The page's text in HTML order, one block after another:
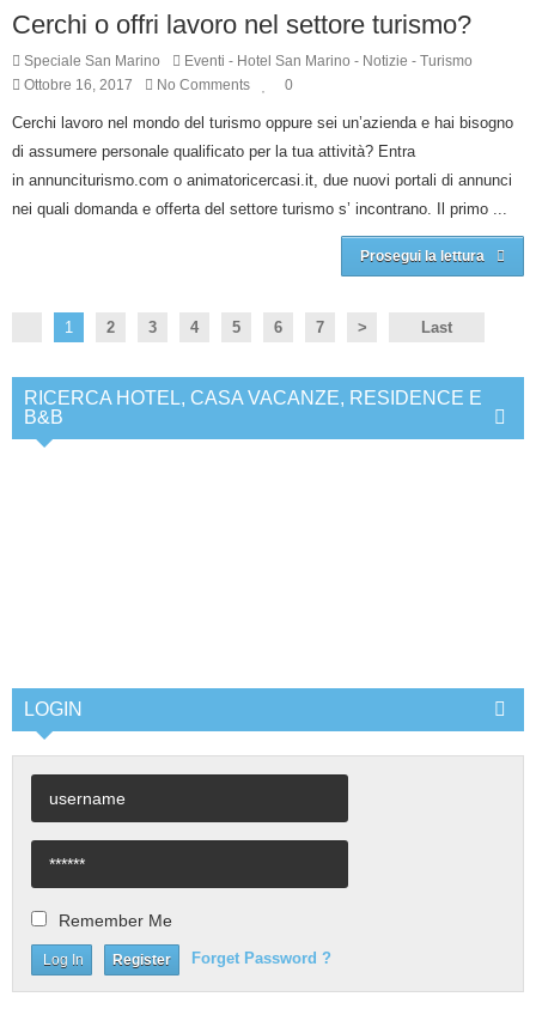
Cerchi o offri lavoro nel settore turismo?
Speciale San Marino Eventi - Hotel San Marino - Notizie - Turismo
Ottobre 16, 2017
No Comments 0
Cerchi lavoro nel mondo del turismo oppure sei un’azienda e hai bisogno
di assumere personale qualificato per la tua attività? Entra
in annunciturismo.com o animatoricercasi.it, due nuovi portali di annunci
nei quali domanda e offerta del settore turismo s’ incontrano. Il primo ...
Prosegui la lettura
1 2 3 4 5 6 7 > Last
RICERCA HOTEL, CASA VACANZE, RESIDENCE E
B&B
LOGIN
Remember Me
Forget Password ?
Register